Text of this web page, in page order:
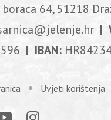
64, 51218
|
| IBAN:
Uvjeti korištenja